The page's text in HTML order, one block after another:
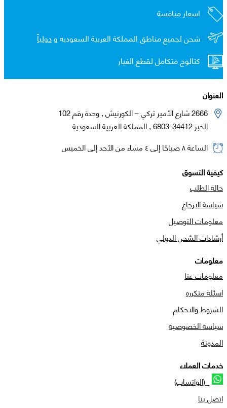
اسعار منافسة
شحن لجميع مناطق المملكة العربية السعوديه ودولياً
كتالوج متكامل لقطع الغيار
العنوان
2666 شارع الأمير تركي – الكورنيش , وحدة رقم 102
الخبر 34412-6803 , المملكة العربية السعودية
الساعة ٨ صباحًا إلى ٤ مساء من الأحد إلى الخميس
كيفية التسوق
حالة الطلب
سياسة الارجاع
معلومات التوصيل
أرشادات الشحن الدولي
معلومات
معلومات عنا
اسئلة متكرره
الشروط والاحكام
سياسة الخصوصية
المدونة
خدمات العملاء
(الواتساب)
اتصل بنا